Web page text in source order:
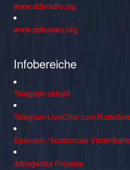
www.ddbradio.org
www.ddbnews.org
Infobereiche
Telegram aktuell
Telegram LiveChat zum
Spenden / kostenlose
ddbagentur Projekte